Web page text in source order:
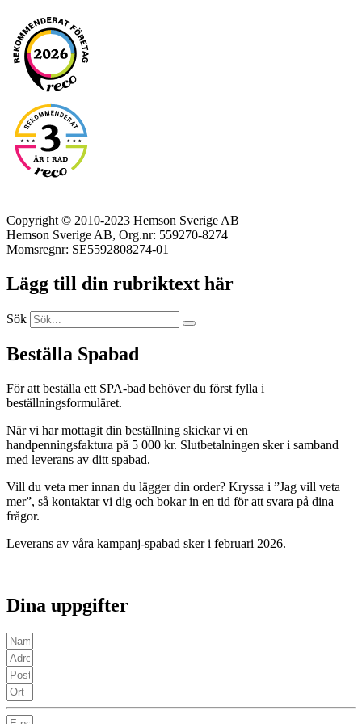
Copyright © 2010-2023 Hemson Sverige AB
Hemson Sverige AB, Org.nr: 559270-8274
Momsregnr: SE5592808274-01
Lägg till din rubriktext här
Sök
Beställa Spabad
För att beställa ett SPA-bad behöver du först fylla i
beställningsformuläret.
När vi har mottagit din beställning skickar vi en
handpenningsfaktura på 5 000 kr. Slutbetalningen sker i samband
med leverans av ditt spabad.
Vill du veta mer innan du lägger din order? Kryssa i ”Jag vill veta
mer”, så kontaktar vi dig och bokar in en tid för att svara på dina
frågor.
Leverans av våra kampanj-spabad sker i februari 2026.
Dina uppgifter